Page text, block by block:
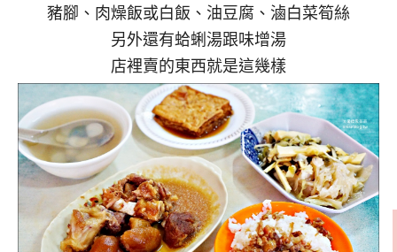
豬腳、肉燥飯或白飯、油豆腐、滷白菜筍絲
另外還有蛤蜊湯跟味增湯
店裡賣的東西就是這幾樣